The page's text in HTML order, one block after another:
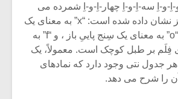
و-اِ سه-اِ-و-اِ چهار-اِ-و-اِ شمرده می
شود. نوع ضربه نیز نشان داده شده است: “x” به معنای یک
ضربه ی عادی، و “o” به معنای یک سِنج پاییِ باز ، و “f” به
فِلَم بر طبل کوچک است. معمولاً، یک
هر جدول نتی وجود دارد که نمادهای
را شرح می دهد.